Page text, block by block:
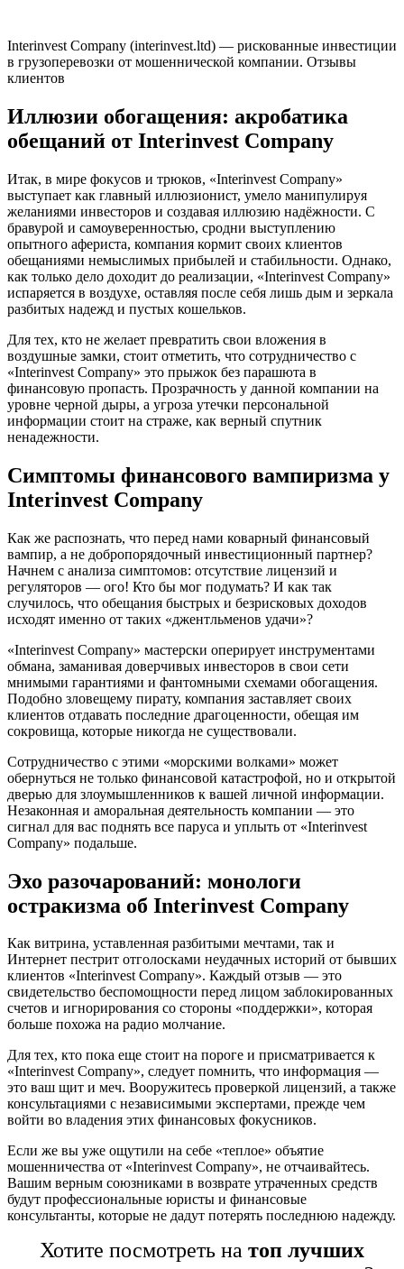
Interinvest Company (interinvest.ltd) — рискованные инвестиции
в грузоперевозки от мошеннической компании. Отзывы
клиентов
Иллюзии обогащения: акробатика
обещаний от Interinvest Company
Итак, в мире фокусов и трюков, «Interinvest Company»
выступает как главный иллюзионист, умело манипулируя
желаниями инвесторов и создавая иллюзию надёжности. С
бравурой и самоуверенностью, сродни выступлению
опытного афериста, компания кормит своих клиентов
обещаниями немыслимых прибылей и стабильности. Однако,
как только дело доходит до реализации, «Interinvest Company»
испаряется в воздухе, оставляя после себя лишь дым и зеркала
разбитых надежд и пустых кошельков.
Для тех, кто не желает превратить свои вложения в
воздушные замки, стоит отметить, что сотрудничество с
«Interinvest Company» это прыжок без парашюта в
финансовую пропасть. Прозрачность у данной компании на
уровне черной дыры, а угроза утечки персональной
информации стоит на страже, как верный спутник
ненадежности.
Симптомы финансового вампиризма у
Interinvest Company
Как же распознать, что перед нами коварный финансовый
вампир, а не добропорядочный инвестиционный партнер?
Начнем с анализа симптомов: отсутствие лицензий и
регуляторов — ого! Кто бы мог подумать? И как так
случилось, что обещания быстрых и безрисковых доходов
исходят именно от таких «джентльменов удачи»?
«Interinvest Company» мастерски оперирует инструментами
обмана, заманивая доверчивых инвесторов в свои сети
мнимыми гарантиями и фантомными схемами обогащения.
Подобно зловещему пирату, компания заставляет своих
клиентов отдавать последние драгоценности, обещая им
сокровища, которые никогда не существовали.
Сотрудничество с этими «морскими волками» может
обернуться не только финансовой катастрофой, но и открытой
дверью для злоумышленников к вашей личной информации.
Незаконная и аморальная деятельность компании — это
сигнал для вас поднять все паруса и уплыть от «Interinvest
Company» подальше.
Эхо разочарований: монологи
остракизма об Interinvest Company
Как витрина, уставленная разбитыми мечтами, так и
Интернет пестрит отголосками неудачных историй от бывших
клиентов «Interinvest Company». Каждый отзыв — это
свидетельство беспомощности перед лицом заблокированных
счетов и игнорирования со стороны «поддержки», которая
больше похожа на радио молчание.
Для тех, кто пока еще стоит на пороге и присматривается к
«Interinvest Company», следует помнить, что информация —
это ваш щит и меч. Вооружитесь проверкой лицензий, а также
консультациями с независимыми экспертами, прежде чем
войти во владения этих финансовых фокусников.
Если же вы уже ощутили на себе «теплое» объятие
мошенничества от «Interinvest Company», не отчаивайтесь.
Вашим верным союзниками в возврате утраченных средств
будут профессиональные юристы и финансовые
консультанты, которые не дадут потерять последнюю надежду.
Хотите посмотреть на топ лучших